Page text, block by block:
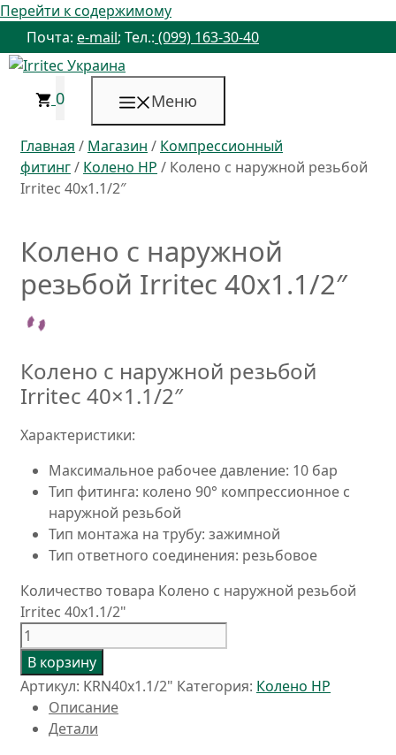
Перейти к содержимому
Почта: e-mail; Тел.: (099) 163-30-40
0 Меню
Главная / Магазин / Компрессионный
фитинг/ Колено НР / Колено с наружной резьбой
Irritec 40х1.1/2″
Колено с наружной
резьбой Irritec 40х1.1/2″
Колено с наружной резьбой
Irritec 40×1.1/2″
Характеристики:
Максимальное рабочее давление: 10 бар
Тип фитинга: колено 90° компрессионное с
наружной резьбой
Тип монтажа на трубу: зажимной
Тип ответного соединения: резьбовое
Количество товара Колено с наружной резьбой
Irritec 40х1.1/2"
В корзину
Артикул: KRN40x1.1/2" Категория: Колено НР
Описание
Детали